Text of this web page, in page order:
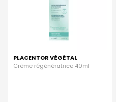
PLACENTOR VÉGÉTAL
Crème régénératrice 40ml